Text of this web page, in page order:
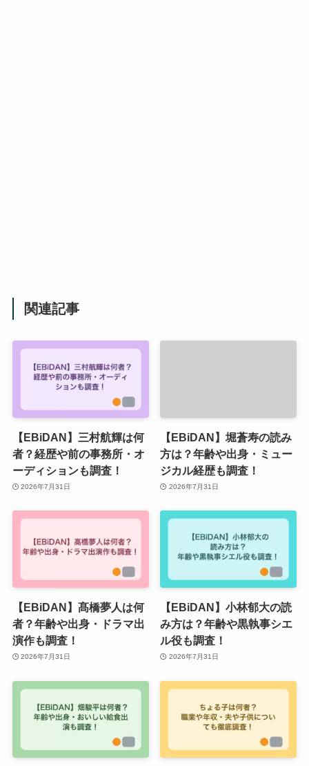
関連記事
【EBiDAN】三村航輝は何
者？経歴や前の事務所・オ
ーディションも調査！
2026年7月31日
【EBiDAN】堀蒼寿の読み
方は？年齢や出身・ミュー
ジカル経歴も調査！
2026年7月31日
【EBiDAN】髙橋夢人は何
者？年齢や出身・ドラマ出
演作も調査！
2026年7月31日
【EBiDAN】小林郁大の読
み方は？年齢や黒執事シエ
ル役も調査！
2026年7月31日